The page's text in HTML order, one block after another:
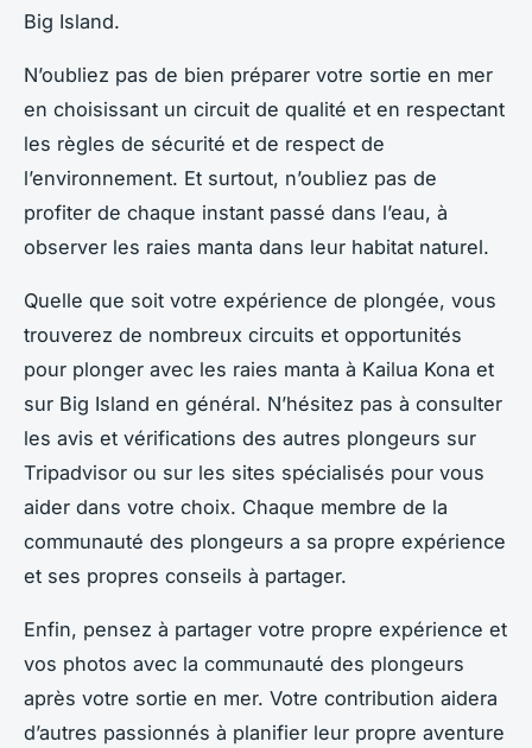
Big Island.
N’oubliez pas de bien préparer votre sortie en mer
en choisissant un circuit de qualité et en respectant
les règles de sécurité et de respect de
l’environnement. Et surtout, n’oubliez pas de
profiter de chaque instant passé dans l’eau, à
observer les raies manta dans leur habitat naturel.
Quelle que soit votre expérience de plongée, vous
trouverez de nombreux circuits et opportunités
pour plonger avec les raies manta à Kailua Kona et
sur Big Island en général. N’hésitez pas à consulter
les avis et vérifications des autres plongeurs sur
Tripadvisor ou sur les sites spécialisés pour vous
aider dans votre choix. Chaque membre de la
communauté des plongeurs a sa propre expérience
et ses propres conseils à partager.
Enfin, pensez à partager votre propre expérience et
vos photos avec la communauté des plongeurs
après votre sortie en mer. Votre contribution aidera
d’autres passionnés à planifier leur propre aventure